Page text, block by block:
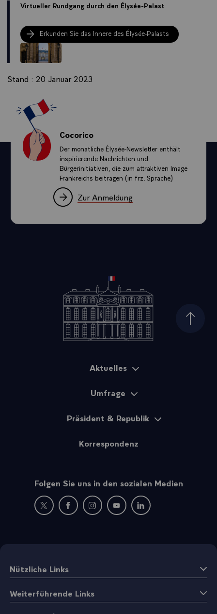
Virtueller Rundgang durch den Élysée-Palast
Erkunden Sie das Innere des Élysée-Palasts
Stand : 20 Januar 2023
Cocorico
Der monatliche Élysée-Newsletter enthält
inspirierende Nachrichten und
Bürgerinitiativen, die zum attraktiven Image
Frankreichs beitragen (in frz. Sprache)
Zur Anmeldung
Aktuelles
Umfrage
Präsident & Republik
Korrespondenz
Folgen Sie uns in den sozialen Medien
Neues Fenster : Besuchen Sie uns auf Twitter
Neues Fenster : Besuchen Sie uns auf
Neues Fenster : Besuchen Sie uns auf
Neues Fenster : Besuchen Sie
Neues Fenster :
Nützliche Links
Weiterführende Links